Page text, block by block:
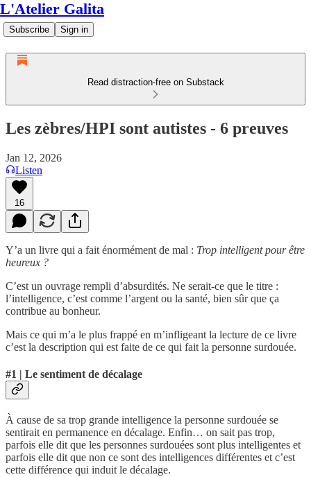
L'Atelier Galita
Subscribe Sign in
Read distraction-free on Substack
Les zèbres/HPI sont autistes - 6 preuves
Jan 12, 2026
Listen
16
Y’a un livre qui a fait énormément de mal : Trop intelligent pour être
heureux ?
C’est un ouvrage rempli d’absurdités. Ne serait-ce que le titre :
l’intelligence, c’est comme l’argent ou la santé, bien sûr que ça
contribue au bonheur.
Mais ce qui m’a le plus frappé en m’infligeant la lecture de ce livre
c’est la description qui est faite de ce qui fait la personne surdouée.
#1 | Le sentiment de décalage
À cause de sa trop grande intelligence la personne surdouée se
sentirait en permanence en décalage. Enfin… on sait pas trop,
parfois elle dit que les personnes surdouées sont plus intelligentes et
parfois elle dit que non ce sont des intelligences différentes et c’est
cette différence qui induit le décalage.